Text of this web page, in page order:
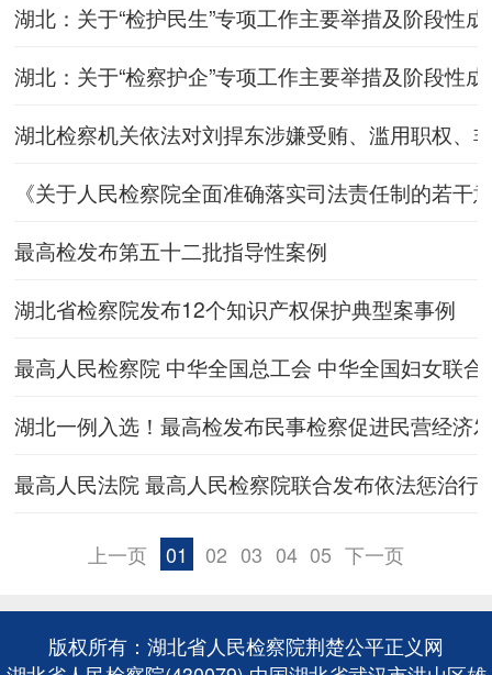
湖北：关于“检护民生”专项工作主要举措及阶段性
湖北：关于“检察护企”专项工作主要举措及阶段性
湖北检察机关依法对刘捍东涉嫌受贿、滥用职权、
《关于人民检察院全面准确落实司法责任制的若
最高检发布第五十二批指导性案例
湖北省检察院发布12个知识产权保护典型案事例
最高人民检察院 中华全国总工会 中华全国妇女联
湖北一例入选！最高检发布民事检察促进民营经济
最高人民法院 最高人民检察院联合发布依法惩治行
上一页 01 02 03 04 05 下一页
版权所有：湖北省人民检察院荆楚公平正义网